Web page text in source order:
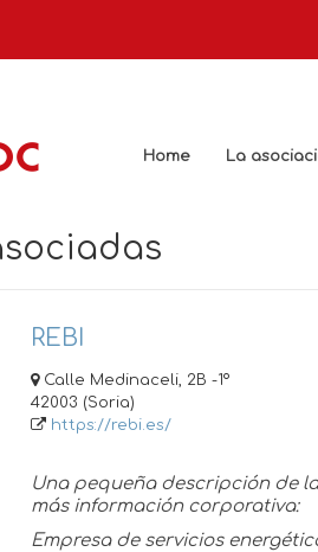
Home La
REBI
Calle Medinaceli, 2B -1º
42003 (Soria)
https://rebi.es/
Una pequeña descripción de
más información corporativa:
Empresa de servicios